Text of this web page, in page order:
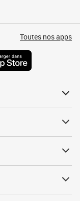
Toutes nos apps